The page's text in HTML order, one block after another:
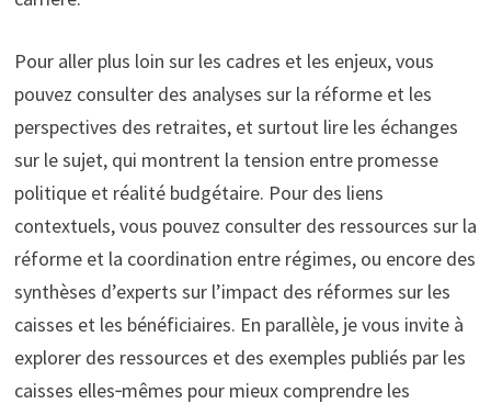
Pour aller plus loin sur les cadres et les enjeux, vous
pouvez consulter des analyses sur la réforme et les
perspectives des retraites, et surtout lire les échanges
sur le sujet, qui montrent la tension entre promesse
politique et réalité budgétaire. Pour des liens
contextuels, vous pouvez consulter des ressources sur la
réforme et la coordination entre régimes, ou encore des
synthèses d’experts sur l’impact des réformes sur les
caisses et les bénéficiaires. En parallèle, je vous invite à
explorer des ressources et des exemples publiés par les
caisses elles‑mêmes pour mieux comprendre les